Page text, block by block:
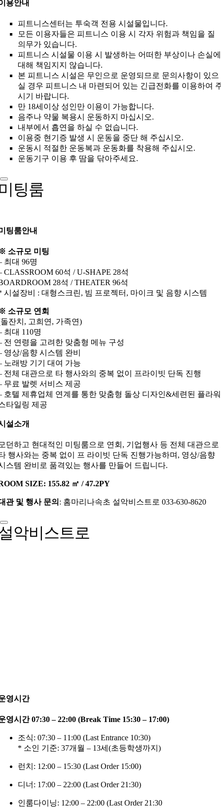
용안내
피트니스센터는 투숙객 전용 시설물입니다.
모든 이용자들은 피트니스 이용 시 각자 위험과 책임을 질
의무가 있습니다.
피트니스 시설물 이용 시 발생하는 어떠한 부상이나 손실에
대해 책임지지 않습니다.
본 피트니스 시설은 무인으로 운영되므로 문의사항이 있으
실 경우 피트니스 내 마련되어 있는 긴급전화를 이용하여
시기 바랍니다.
만 18세이상 성인만 이용이 가능합니다.
음주나 약물 복용시 운동하지 마십시오.
내부에서 흡연을 하실 수 없습니다.
이용중 현기증 발생 시 운동을 중단 해 주십시오.
운동시 적절한 운동복과 운동화를 착용해 주십시오.
운동기구 이용 후 땀을 닦아주세요.
팅룸
팅룸안내
소규모 미팅
최대 96명
CLASSROOM 60석 / U-SHAPE 28석
28석 / THEATER 96석
시설장비 : 대형스크린, 빔 프로젝터, 마이크 및 음향 시스템
소규모 연회
잔치, 고희연, 가족연)
최대 110명
전 연령을 고려한 맞춤형 메뉴 구성
영상/음향 시스템 완비
노래방 기기 대여 가능
전체 대관으로 타 행사와의 중복 없이 프라이빗 단독 진행
무료 발렛 서비스 제공
호텔 제휴업체 연계를 통한 맞춤형 돌상 디자인&세련된 플라워
타일링 제공
설소개
던하고 현대적인 미팅룸으로 연회, 기업행사 등 전체 대관으로
행사와는 중복 없이 프 라이빗 단독 진행가능하며, 영상/음향
스템 완비로 품격있는 행사를 만들어 드립니다.
SIZE: 155.82 ㎡ / 47.2PY
관 및 행사 문의 : 홈마리나속초 설악비스트로 033-630-8620
악비스트로
영시간
영시간 07:30 – 22:00 (Break Time 15:30 – 17:00)
조식: 07:30 – 11:00 (Last Entrance 10:30)
* 소인 기준: 37개월 – 13세(초등학생까지)
런치: 12:00 – 15:30 (Last Order 15:00)
디너: 17:00 – 22:00 (Last Order 21:30)
인룸다이닝: 12:00 – 22:00 (Last Order 21:30